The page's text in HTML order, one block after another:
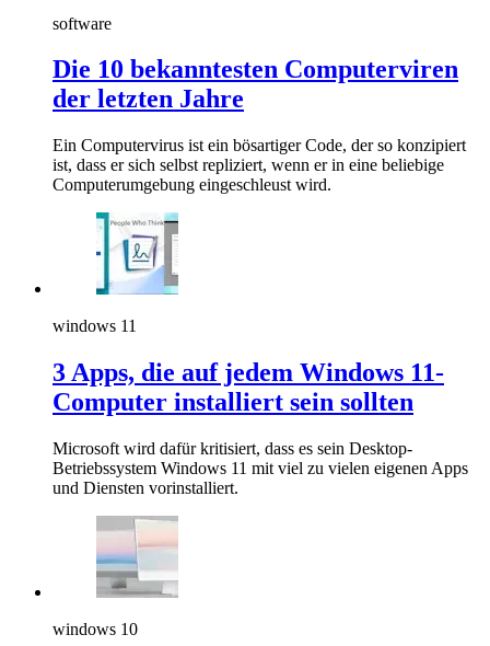
software
Die 10 bekanntesten Computerviren
der letzten Jahre
Ein Computervirus ist ein bösartiger Code, der so konzipiert
ist, dass er sich selbst repliziert, wenn er in eine beliebige
Computerumgebung eingeschleust wird.
windows 11
3 Apps, die auf jedem Windows 11-
Computer installiert sein sollten
Microsoft wird dafür kritisiert, dass es sein Desktop-
Betriebssystem Windows 11 mit viel zu vielen eigenen Apps
und Diensten vorinstalliert.
windows 10